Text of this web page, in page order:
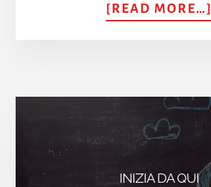
[READ MORE…]
INIZIA DA QUI